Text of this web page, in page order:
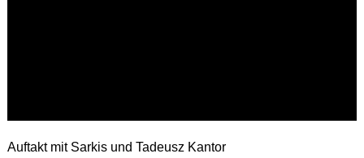
Auftakt mit Sarkis und Tadeusz Kantor